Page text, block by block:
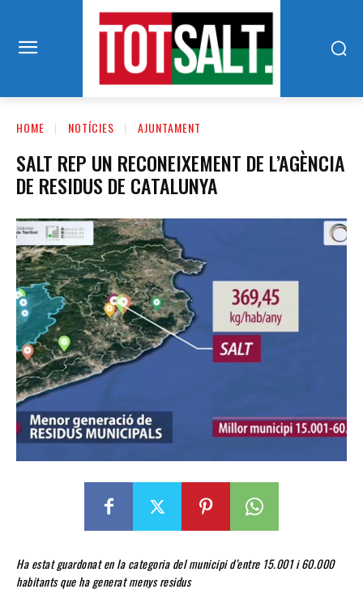
HOME NOTÍCIES AJUNTAMENT
SALT REP UN RECONEIXEMENT DE L’AGÈNCIA
DE RESIDUS DE CATALUNYA
Ha estat guardonat en la categoria del municipi d’entre 15.001 i 60.000
habitants que ha generat menys residus